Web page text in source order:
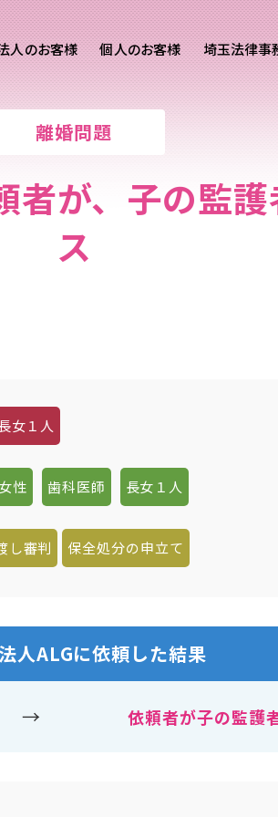
人のお客様 個人のお客様
相談
刑事事件
埼玉法律事
離婚問題
が、子の監
ス
女１人
女性 歯科医師 長女１人
し審判 保全処分の申立て
人ALGに依頼した結果
→ 依頼者が子の監護